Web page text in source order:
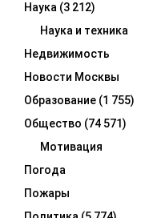
Наука (3 212)
Наука и техника
Недвижимость
Новости Москвы
Образование (1 755)
Общество (74 571)
Мотивация
Погода
Пожары